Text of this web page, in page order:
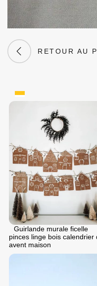
RETOUR AU
Guirlande murale ficelle
pinces linge bois calendrier
avent maison